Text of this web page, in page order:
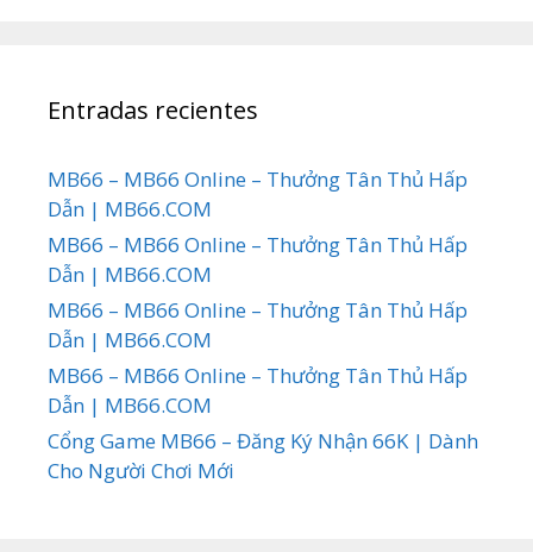
Entradas recientes
MB66 – MB66 Online – Thưởng Tân Thủ Hấp
Dẫn | MB66.COM
MB66 – MB66 Online – Thưởng Tân Thủ Hấp
Dẫn | MB66.COM
MB66 – MB66 Online – Thưởng Tân Thủ Hấp
Dẫn | MB66.COM
MB66 – MB66 Online – Thưởng Tân Thủ Hấp
Dẫn | MB66.COM
Cổng Game MB66 – Đăng Ký Nhận 66K | Dành
Cho Người Chơi Mới